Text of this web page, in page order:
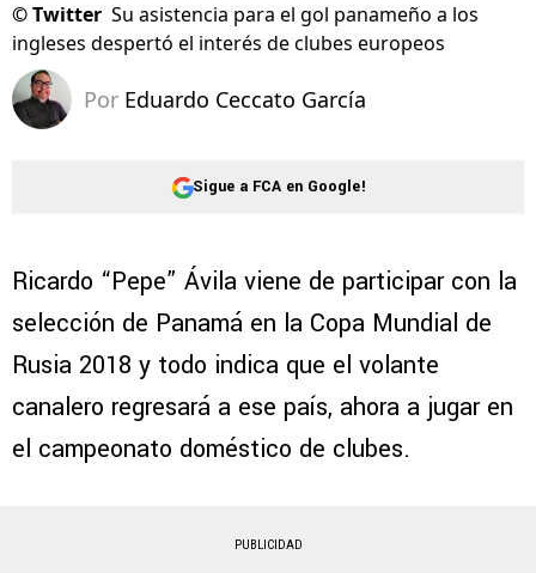
©Twitter Su asistencia para el gol panameño a los
ingleses despertó el interés de clubes europeos
Por Eduardo Ceccato García
Sigue a FCA en Google!
Ricardo “Pepe” Ávila viene de participar con la
selección de Panamá en la Copa Mundial de
Rusia 2018 y todo indica que el volante
canalero regresará a ese país, ahora a jugar en
el campeonato doméstico de clubes.
PUBLICIDAD